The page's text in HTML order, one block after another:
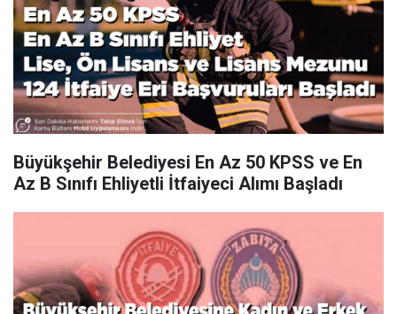
Büyükşehir Belediyesi En Az 50 KPSS ve En
Az B Sınıfı Ehliyetli İtfaiyeci Alımı Başladı